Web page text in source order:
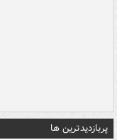
پربازدیدترین ها